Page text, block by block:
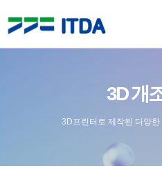
3D 개
3D프린터로 제작된 다양